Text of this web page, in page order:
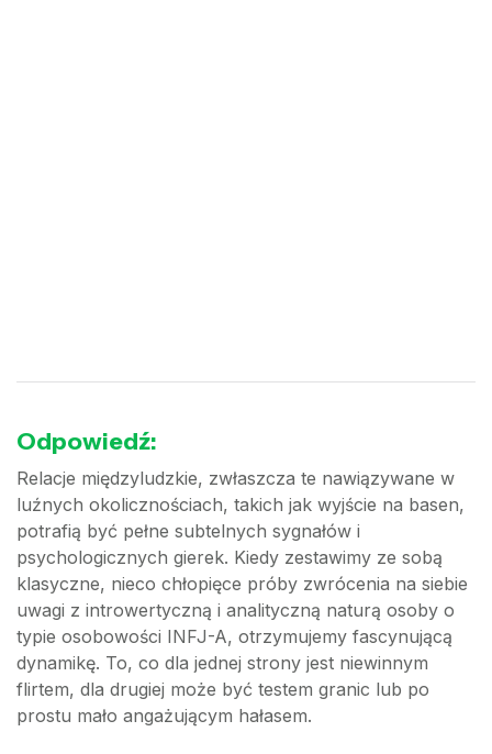
Odpowiedź:
Relacje międzyludzkie, zwłaszcza te nawiązywane w
luźnych okolicznościach, takich jak wyjście na basen,
potrafią być pełne subtelnych sygnałów i
psychologicznych gierek. Kiedy zestawimy ze sobą
klasyczne, nieco chłopięce próby zwrócenia na siebie
uwagi z introwertyczną i analityczną naturą osoby o
typie osobowości INFJ-A, otrzymujemy fascynującą
dynamikę. To, co dla jednej strony jest niewinnym
flirtem, dla drugiej może być testem granic lub po
prostu mało angażującym hałasem.